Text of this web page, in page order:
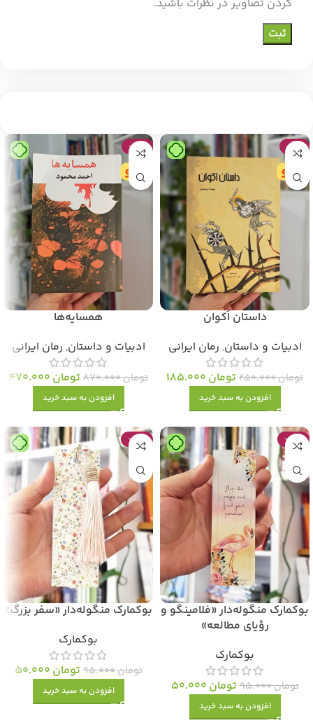
کردن تصاویر در نظرات باشید.
-26%
داستان اَکوان
ادبیات و داستان, رمان ایرانی
تومان250.000 تومان
افزودن به سبد خرید
-46%
همسایه‌ها
ادبیات و داستان, رمان ایرانی
تومان870.000 تومان
افزودن به سبد خرید
-47%
بوکمارک منگوله‌دار «فلامینگو و
رؤیای مطالعه»
بوکمارک
تومان95.000 تومان
افزودن به سبد خرید
-47%
بوکمارک منگوله‌دار «سفر بزرگ»
بوکمارک
تومان95.000 تومان
افزودن به سبد خرید